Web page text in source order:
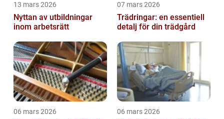
13 mars 2026
Nyttan av utbildningar
inom arbetsrätt
07 mars 2026
Trädringar: en essentiell
detalj för din trädgård
06 mars 2026 06 mars 2026